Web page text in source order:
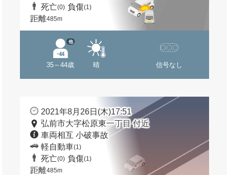
死亡(0) 負傷(1)
距離485m
35～44歳
他
晴 信号なし
2021年8月26日(木)17:51
弘前市大字松原東一丁目 付近
車両相互 小破事故
軽自動車(1)
死亡(0) 負傷(1)
距離485m